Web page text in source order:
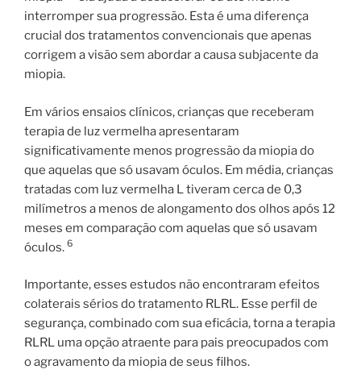
interromper sua progressão. Esta é uma diferença
crucial dos tratamentos convencionais que apenas
corrigem a visão sem abordar a causa subjacente da
miopia.
Em vários ensaios clínicos, crianças que receberam
terapia de luz vermelha apresentaram
significativamente menos progressão da miopia do
que aquelas que só usavam óculos. Em média, crianças
tratadas com luz vermelha L tiveram cerca de 0,3
milímetros a menos de alongamento dos olhos após 12
meses em comparação com aquelas que só usavam
óculos. 6
Importante, esses estudos não encontraram efeitos
colaterais sérios do tratamento RLRL. Esse perfil de
segurança, combinado com sua eficácia, torna a terapia
RLRL uma opção atraente para pais preocupados com
o agravamento da miopia de seus filhos.